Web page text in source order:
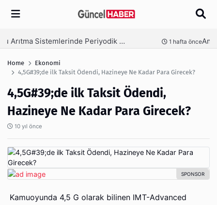
Arama 3 hafta önce
Home
Ekonomi
4,5G#39;de ilk Taksit Ödendi, Hazineye Ne Kadar Para Girecek?
4,5G#39;de ilk Taksit Ödendi,
Hazineye Ne Kadar Para Girecek?
10 yıl önce
Kamuoyunda 4,5 G olarak bilinen IMT-Advanced